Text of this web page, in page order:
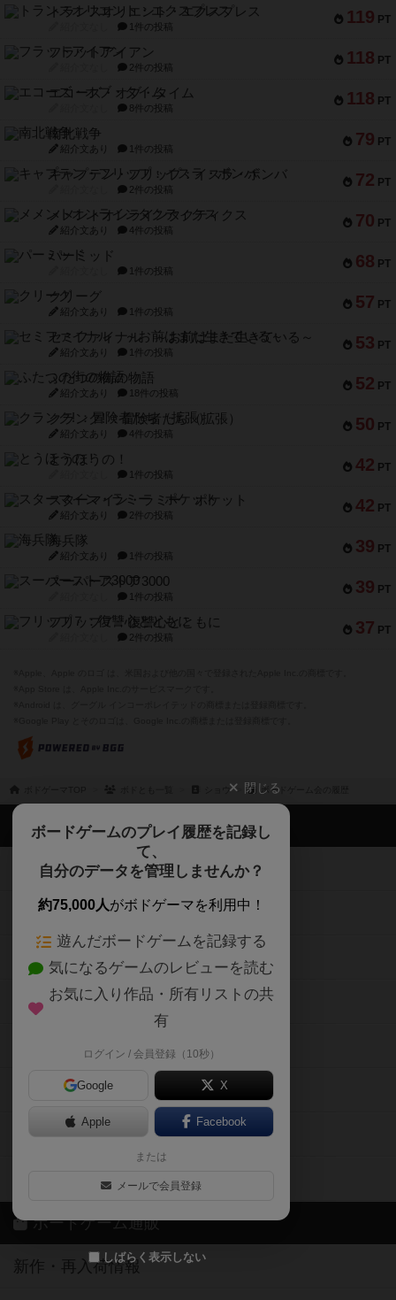
119 PT
トランスオリエント・エクスプレス
1件の投稿
118 PT
フラットアイアン
2件の投稿
118 PT
エコーズ・オブ・タイム
8件の投稿
79 PT
南北戦争
紹介文あり 1件の投稿
72 PT
キャプテン・フリップ：イスラ・ボンバ
2件の投稿
70 PT
メメントオンラインタクティクス
紹介文あり 4件の投稿
68 PT
パーミッド
1件の投稿
57 PT
クリーグ
紹介文あり 1件の投稿
53 PT
セミファイナル ～お前はまだ生きている～
紹介文あり 1件の投稿
52 PT
ふたつの街の物語
紹介文あり 18件の投稿
50 PT
クランク! ：冒険者たち（拡張）
紹介文あり 4件の投稿
42 PT
とうほうの！
1件の投稿
42 PT
スターマイン・ラミー ポケット
紹介文あり 2件の投稿
39 PT
海兵隊
紹介文あり 1件の投稿
39 PT
スーパーストア3000
1件の投稿
37 PT
フリップ７：復讐心とともに
2件の投稿
ショウ ボードゲーム会の履歴
閉じる
ボードゲームのプレイ履歴を記録し
て、
自分のデータを管理しませんか？
約75,000人がボドゲーマを利用中！
遊んだボードゲームを記録する
気になるゲームのレビューを読む
お気に入り作品・所有リストの共
有
ログイン / 会員登録（10秒）
Google X
Apple Facebook
または
メールで会員登録
しばらく表示しない
ボドゲーマTOP
ボードゲームを検索する
ボードゲームの新着レビュー
ボードゲーム会情報
メカニクス特集
掲示板・トピックス
ボドとも・会員一覧
ボードゲーム業界コラム
ボドゲーマご利用案内
ボードゲーム通販
新作・再入荷情報